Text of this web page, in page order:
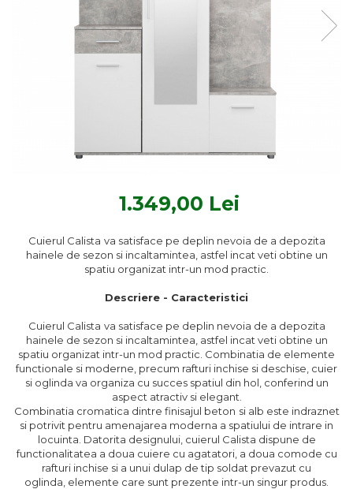
Textile Bucatarie
Prosoape si lavete
1.349,00 Lei
Cuierul Calista va satisface pe deplin nevoia de a depozita
hainele de sezon si incaltamintea, astfel incat veti obtine un
spatiu organizat intr-un mod practic.
Descriere - Caracteristici
Cuierul Calista va satisface pe deplin nevoia de a depozita
hainele de sezon si incaltamintea, astfel incat veti obtine un
spatiu organizat intr-un mod practic. Combinatia de elemente
functionale si moderne, precum rafturi inchise si deschise, cuier
si oglinda va organiza cu succes spatiul din hol, conferind un
aspect atractiv si elegant.
Combinatia cromatica dintre finisajul beton si alb este indraznet
si potrivit pentru amenajarea moderna a spatiului de intrare in
locuinta. Datorita designului, cuierul Calista dispune de
functionalitatea a doua cuiere cu agatatori, a doua comode cu
rafturi inchise si a unui dulap de tip soldat prevazut cu
oglinda, elemente care sunt prezente intr-un singur produs.